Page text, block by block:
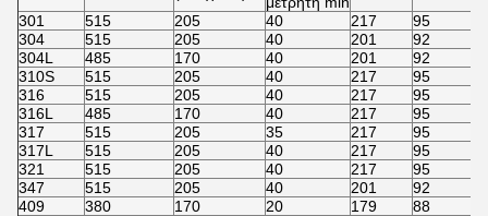
301
515 205 40 217
95
304
515 205 40 201
92
304L
485 170 40 201
92
310S
515 205 40 217
95
316
515 205 40 217
95
316L
485 170 40 217
95
317
515 205 35 217
95
317L
515 205 40 217
95
321
515 205 40 217
95
347
515 205 40 201
92
409
380 170 20 179 88